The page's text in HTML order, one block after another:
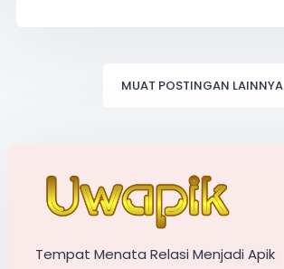
MUAT POSTINGAN LAINNYA
Tempat Menata Relasi Menjadi Apik